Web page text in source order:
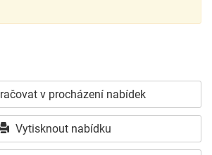
v procházení nabídek
Vytisknout nabídku